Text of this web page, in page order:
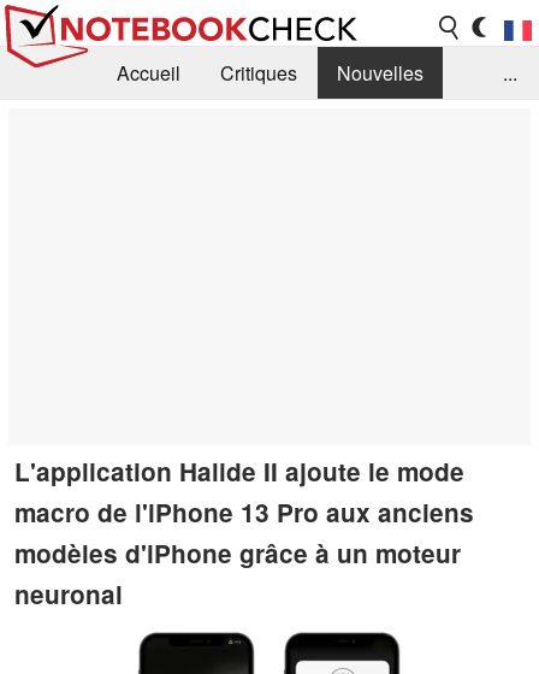
Accueil Critiques
Nouvelles
...
L'application Halide II ajoute le mode
macro de l'iPhone 13 Pro aux anciens
modèles d'iPhone grâce à un moteur
neuronal